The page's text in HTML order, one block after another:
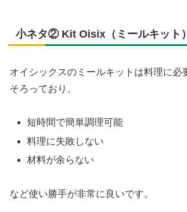
小ネタ② Kit Oisix（ミールキット
オイシックスのミールキットは料理に必
そろっており、
短時間で簡単調理可能
料理に失敗しない
材料が余らない
など使い勝手が非常に良いです。